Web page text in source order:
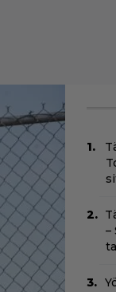
–